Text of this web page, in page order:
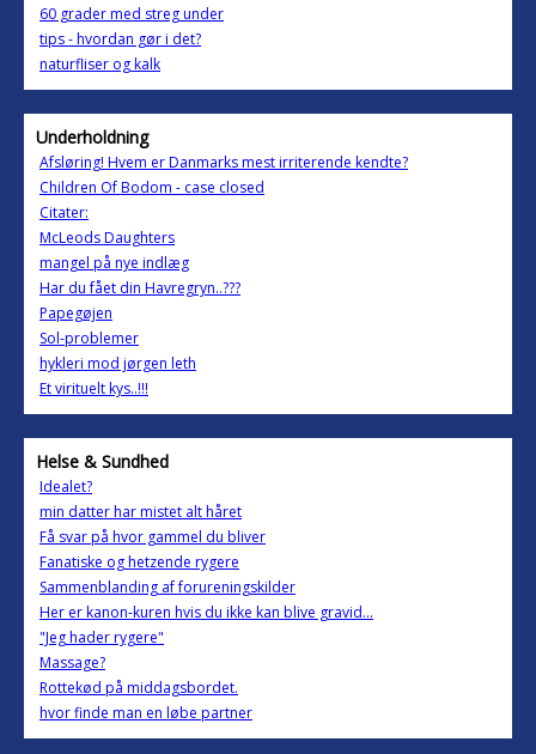
60 grader med streg under
tips - hvordan gør i det?
naturfliser og kalk
Underholdning
Afsløring! Hvem er Danmarks mest irriterende kendte?
Children Of Bodom - case closed
Citater:
McLeods Daughters
mangel på nye indlæg
Har du fået din Havregryn..???
Papegøjen
Sol-problemer
hykleri mod jørgen leth
Et virituelt kys..!!!
Helse & Sundhed
Idealet?
min datter har mistet alt håret
Få svar på hvor gammel du bliver
Fanatiske og hetzende rygere
Sammenblanding af forureningskilder
Her er kanon-kuren hvis du ikke kan blive gravid...
"Jeg hader rygere"
Massage?
Rottekød på middagsbordet.
hvor finde man en løbe partner